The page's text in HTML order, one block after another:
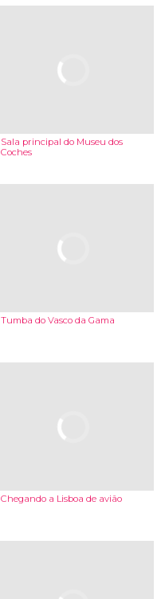
Sala principal do Museu dos
Coches
Tumba do Vasco da Gama
Chegando a Lisboa de avião